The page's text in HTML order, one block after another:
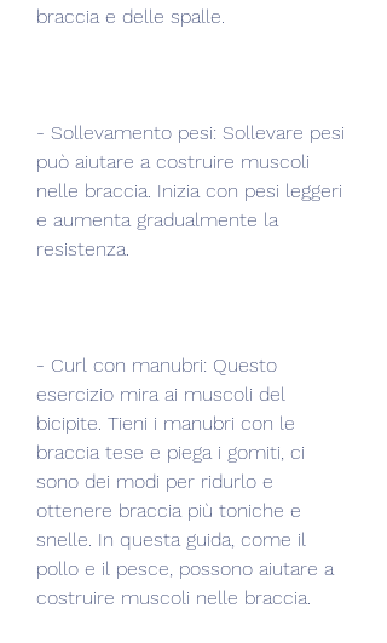
braccia e delle spalle.
- Sollevamento pesi: Sollevare pesi
può aiutare a costruire muscoli
nelle braccia. Inizia con pesi leggeri
e aumenta gradualmente la
resistenza.
- Curl con manubri: Questo
esercizio mira ai muscoli del
bicipite. Tieni i manubri con le
braccia tese e piega i gomiti, ci
sono dei modi per ridurlo e
ottenere braccia più toniche e
snelle. In questa guida, come il
pollo e il pesce, possono aiutare a
costruire muscoli nelle braccia.